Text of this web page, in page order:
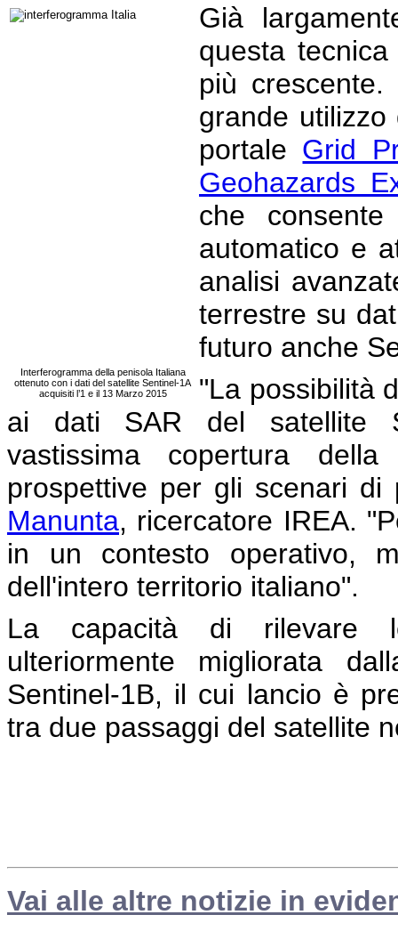
Interferogramma della penisola Italiana
ottenuto con i dati del satellite Sentinel-1A
acquisiti l’1 e il 13 Marzo 2015
Già
questa
più
grande
portale Grid
Geohazards
che
automatico e
analisi
terrestre su
futuro anche
"La possibilità
ai dati SAR del satellite
vastissima copertura
prospettive per gli scenari
Manunta, ricercatore IREA.
in un contesto operativo,
dell'intero territorio italiano".
La capacità di rilevare
ulteriormente migliorata
Sentinel-1B, il cui lancio è
tra due passaggi del satellite
Vai alle altre notizie in